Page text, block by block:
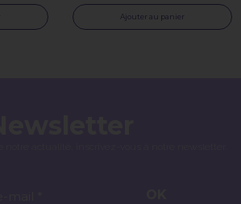
Ajouter au panier